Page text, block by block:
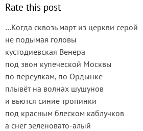
Rate this post
…Когда сквозь март из церкви серой
не подымая головы
кустодиевская Венера
под звон купеческой Москвы
по переулкам, по Ордынке
плывёт на волнах шушунов
и вьются синие тропинки
под красным блеском каблучков
а снег зеленовато-алый